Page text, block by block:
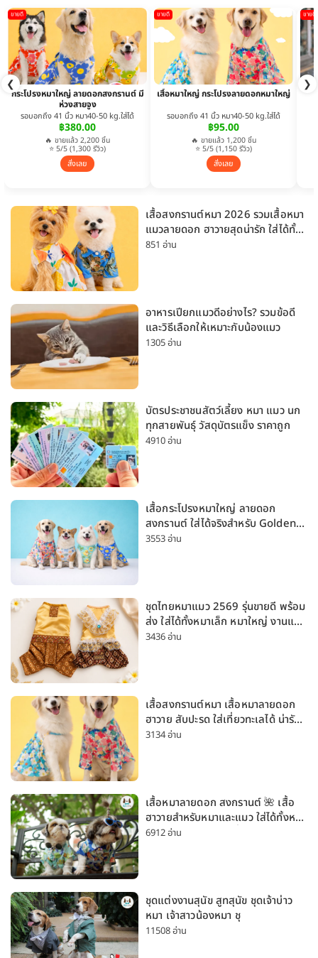
❮ ❯
ขายดี
กระโปรงหมาใหญ่ ลายดอกสงกรานต์ มี
ห่วงสายจูง
รอบอกถึง 41 นิ้ว หมา40-50 kg.ใส่ได้
฿380.00
🔥 ขายแล้ว 2,200 ชิ้น
⭐ 5/5 (1,300 รีวิว)
สั่งเลย
ขายดี
เสื้อหมาใหญ่ กระโปรงลายดอกหมาใหญ่
รอบอกถึง 41 นิ้ว หมา40-50 kg.ใส่ได้
฿95.00
🔥 ขายแล้ว 1,200 ชิ้น
⭐ 5/5 (1,150 รีวิว)
สั่งเลย
ขายดี
เสื้อสงกรานต์หมา 2026 รวมเสื้อหมา
แมวลายดอก ฮาวายสุดน่ารัก ใส่ได้ทั้ง
หมาเล็กและหมาใหญ่
851 อ่าน
อาหารเปียกแมวดีอย่างไร? รวมข้อดี
และวิธีเลือกให้เหมาะกับน้องแมว
1305 อ่าน
บัตรประชาชนสัตว์เลี้ยง หมา แมว นก
ทุกสายพันธุ์ วัสดุบัตรแข็ง ราคาถูก
4910 อ่าน
เสื้อกระโปรงหมาใหญ่ ลายดอก
สงกรานต์ ใส่ได้จริงสำหรับ Golden
Husky Labrador [อัปเดต 2026]
3553 อ่าน
ชุดไทยหมาแมว 2569 รุ่นขายดี พร้อม
ส่ง ใส่ได้ทั้งหมาเล็ก หมาใหญ่ งานแต่ง
สงกรานต์ ลอยกระทง
3436 อ่าน
เสื้อสงกรานต์หมา เสื้อหมาลายดอก
ฮาวาย สับปะรด ใส่เที่ยวทะเลได้ น่ารัก
ใส่ได้ทั้งหมาเล็กและหมาใหญ่
3134 อ่าน
เสื้อหมาลายดอก สงกรานต์ 🌺 เสื้อ
ฮาวายสำหรับหมาและแมว ใส่ได้ทั้งหมา
เล็กและหมาใหญ่ ใส่เที่ยวทะเลน่ารัก
6912 อ่าน
ชุดแต่งงานสุนัข สูทสุนัข ชุดเจ้าบ่าว
หมา เจ้าสาวน้องหมา ชุ
11508 อ่าน